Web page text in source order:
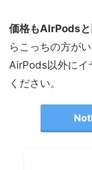
価格もAIrPodsと
らこっちの方が
AirPods以外にイ
ください。